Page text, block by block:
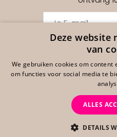
Nederlands
Deze website
van
We gebruiken cookies om
om functies voor social media te
ALLES
DETAILS